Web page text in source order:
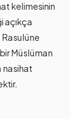
kelimesinin
açıkça
Rasulüne
Müslüman
nasihat